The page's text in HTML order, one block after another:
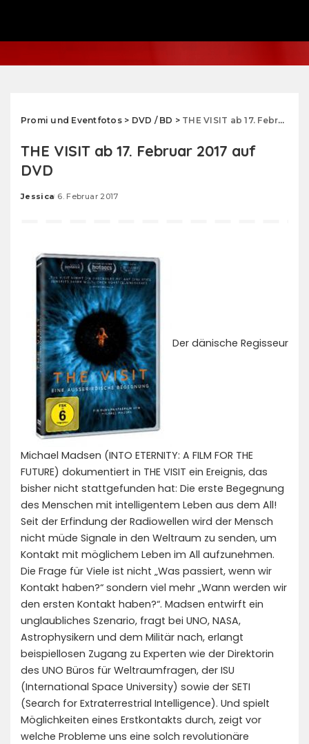
Promi und Eventfotos> DVD / BD > THE VISIT ab 17. Februar 2017 auf DVD
THE VISIT ab 17. Februar 2017 auf
DVD
Posted
Jessica 6. Februar 2017
Der dänische Regisseur
Michael Madsen (INTO ETERNITY: A FILM FOR THE
FUTURE) dokumentiert in THE VISIT ein Ereignis, das
bisher nicht stattgefunden hat: Die erste Begegnung
des Menschen mit intelligentem Leben aus dem All!
Seit der Erfindung der Radiowellen wird der Mensch
nicht müde Signale in den Weltraum zu senden, um
Kontakt mit möglichem Leben im All aufzunehmen.
Die Frage für Viele ist nicht „Was passiert, wenn wir
Kontakt haben?“ sondern viel mehr „Wann werden wir
den ersten Kontakt haben?“. Madsen entwirft ein
unglaubliches Szenario, fragt bei UNO, NASA,
Astrophysikern und dem Militär nach, erlangt
beispiellosen Zugang zu Experten wie der Direktorin
des UNO Büros für Weltraumfragen, der ISU
(International Space University) sowie der SETI
(Search for Extraterrestrial Intelligence). Und spielt
Möglichkeiten eines Erstkontakts durch, zeigt vor
welche Probleme uns eine solch revolutionäre